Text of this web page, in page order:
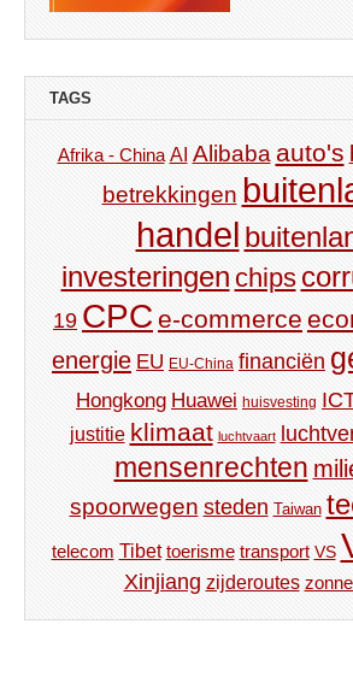
TAGS
Afrika - China AI Alibaba auto's
betrekkingen
handel
investeringen chips
19 CPC e-commerce
energie EU EU-China financiën
Hongkong Huawei huisvesting
justitie klimaat luchtvaart
mensenrechten
spoorwegen steden Taiwan
telecom Tibet toerisme transport VS
Xinjiang zijderoutes